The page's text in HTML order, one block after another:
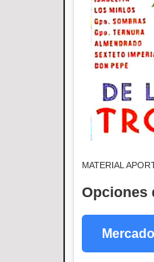
MATERIAL
Opciones